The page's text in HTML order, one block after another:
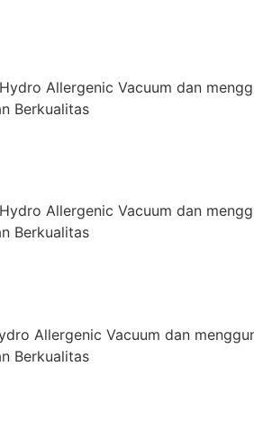
Allergenic Vacuum dan
Berkualitas
Allergenic Vacuum dan
Berkualitas
Allergenic Vacuum dan
Berkualitas